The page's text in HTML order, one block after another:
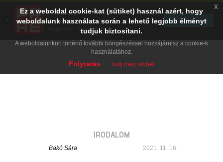
IRODALOM
Bakó Sára 2021. 11. 16.
Ez a weboldal cookie-kat (sütiket) használ azért, hogy
weboldalunk használata során a lehető legjobb élményt
tudjuk biztosítani.
A weboldalunkon történő további böngészéssel hozzájárulsz a cookie-k
használatához.
Folytatás Tudj meg többet
x
PRAE.HU
Digital Evolution
Ingyenes - Google Play
TELEPÍTÉS